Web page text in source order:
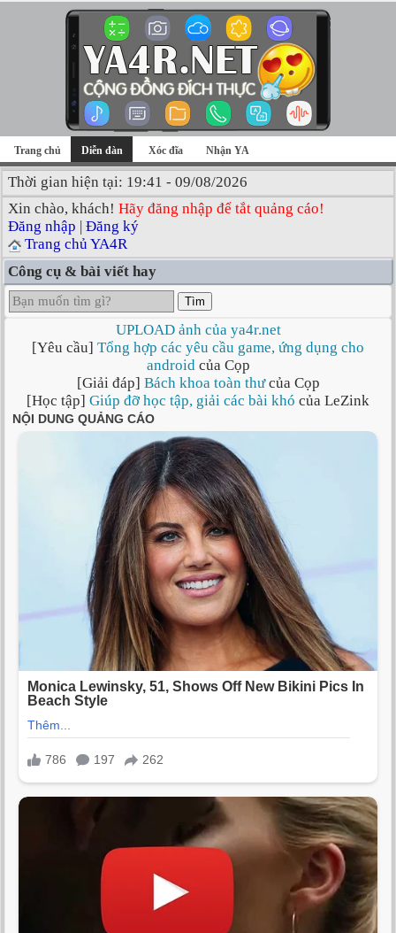
Trang chủ Diễn đàn Xóc đĩa Nhận YA
Thời gian hiện tại: 19:41 - 09/08/2026
Xin chào, khách! Hãy đăng nhập để tắt quảng cáo!
Đăng nhập | Đăng ký
Trang chủ YA4R
Công cụ & bài viết hay
Tìm
UPLOAD ảnh của ya4r.net
[Yêu cầu] Tổng hợp các yêu cầu game, ứng dụng cho
androidcủa Cọp
[Giải đáp] Bách khoa toàn thưcủa Cọp
[Học tập] Giúp đỡ học tập, giải các bài khó của LeZink